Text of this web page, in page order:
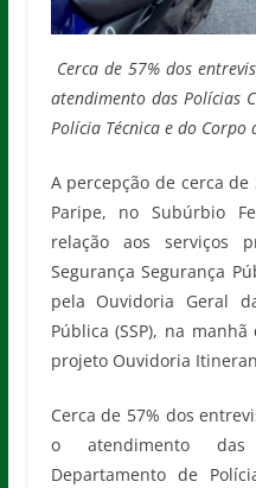
Cerca de 57% dos
atendimento das Polícias
Polícia Técnica e do Corpo
A percepção de cerca
Paripe, no Subúrbio
relação aos serviços
Segurança Segurança
pela Ouvidoria Geral
Pública (SSP), na
projeto Ouvidoria
Cerca de 57% dos
o atendimento
Departamento de